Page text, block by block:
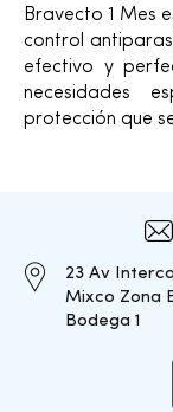
Bravecto 1 Mes
control
efectivo y
necesidades
protección que
23 Av
Mixco Zona
Bodega 1